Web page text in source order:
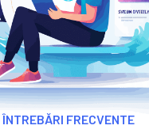
ÎNTREBĂRI FRECVENTE